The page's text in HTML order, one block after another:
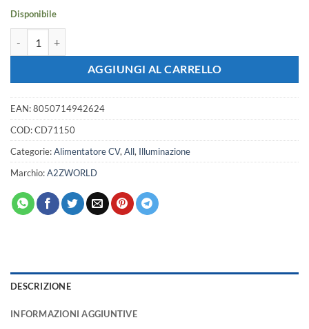
Disponibile
AGGIUNGI AL CARRELLO
EAN:8050714942624
COD:CD71150
Categorie:Alimentatore CV, All, Illuminazione
Marchio:A2ZWORLD
DESCRIZIONE
INFORMAZIONI AGGIUNTIVE